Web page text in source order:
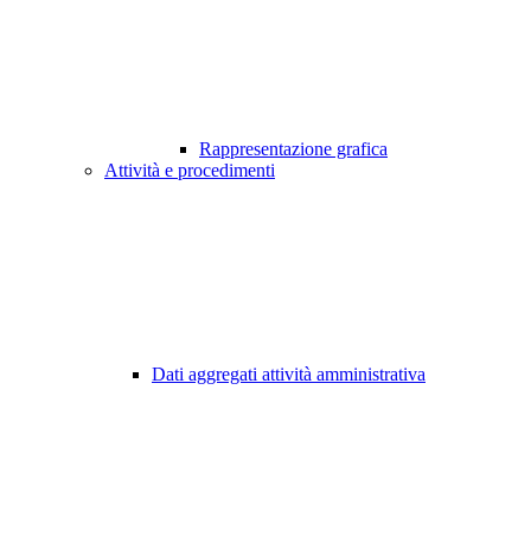
Rappresentazione grafica
Attività e procedimenti
Dati aggregati attività amministrativa